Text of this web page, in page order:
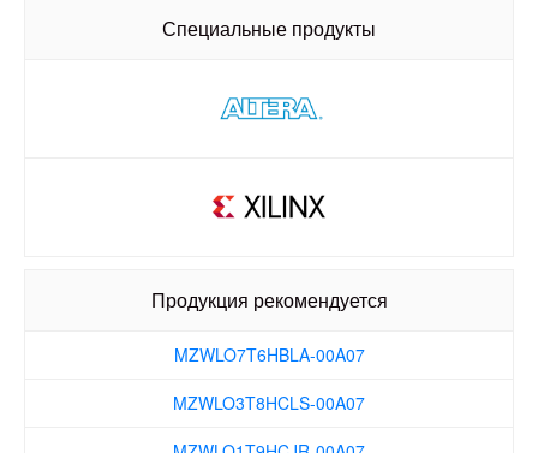
Специальные продукты
Продукция рекомендуется
MZWLO1T9HCJR-00A07
MZ3LO7T6HBLT-00B07
MZ3LO1T9HCJR-00B07
MZWLO7T6HBLA-00A07
MZWLO3T8HCLS-00A07
MZWLO1T9HCJR-00A07